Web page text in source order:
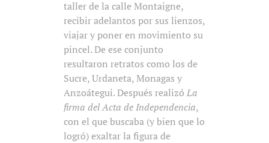
taller de la calle Montaigne,
recibir adelantos por sus lienzos,
viajar y poner en movimiento su
pincel. De ese conjunto
resultaron retratos como los de
Sucre, Urdaneta, Monagas y
Anzoátegui. Después realizó La
firma del Acta de Independencia,
con el que buscaba (y bien que lo
logró) exaltar la figura de